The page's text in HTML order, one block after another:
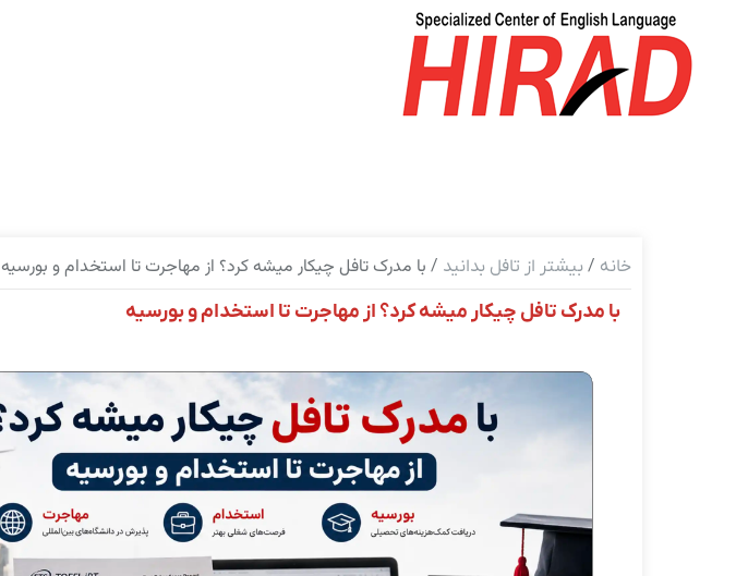
خانه / بیشتر از تافل بدانید / با مدرک تافل چیکار میشه کرد؟ از مهاجرت تا استخدام و بورسیه
با مدرک تافل چیکار میشه کرد؟ از مهاجرت تا استخدام و بورسیه